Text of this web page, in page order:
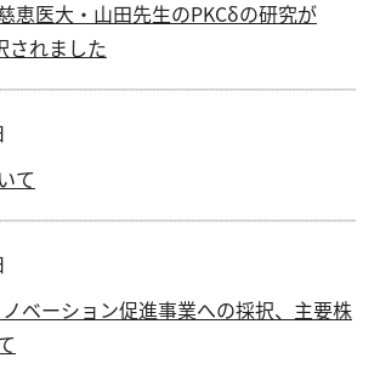
恵医大・山田先生のPKCδの研究が
されました
て
ベーション促進事業への採択、主要株